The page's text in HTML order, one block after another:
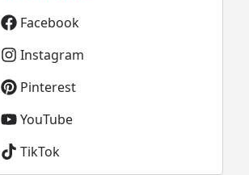
Facebook
Instagram
Pinterest
YouTube
TikTok